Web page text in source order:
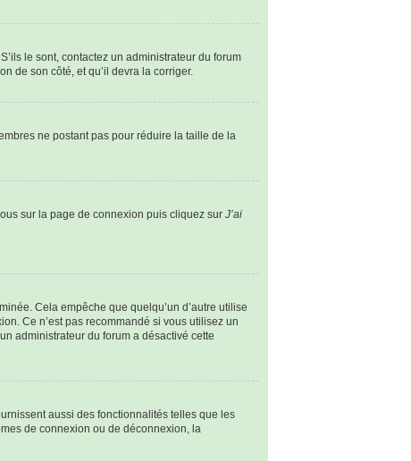
le sont, contactez un administrateur du forum
de son côté, et qu’il devra la corriger.
ne postant pas pour réduire la taille de la
sur la page de connexion puis cliquez sur J’ai
Cela empêche que quelqu’un d’autre utilise
Ce n’est pas recommandé si vous utilisez un
administrateur du forum a désactivé cette
aussi des fonctionnalités telles que les
de connexion ou de déconnexion, la